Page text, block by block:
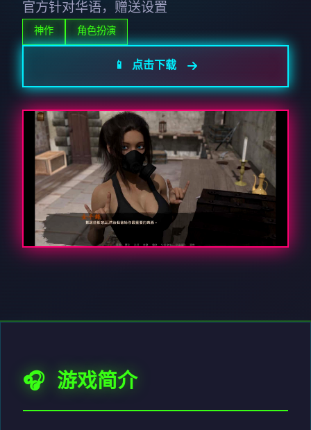
官方针对华语，赠送设置
神作 角色扮演
📱 点击下载
🎧 游戏简介